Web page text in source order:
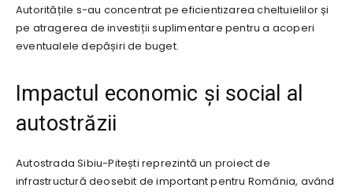
Autoritățile s-au concentrat pe eficientizarea cheltuielilor și
pe atragerea de investiții suplimentare pentru a acoperi
eventualele depășiri de buget.
Impactul economic și social al
autostrăzii
Autostrada Sibiu-Pitești reprezintă un proiect de
infrastructură deosebit de important pentru România, având